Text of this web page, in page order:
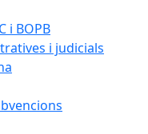
i BOPB
i judicials